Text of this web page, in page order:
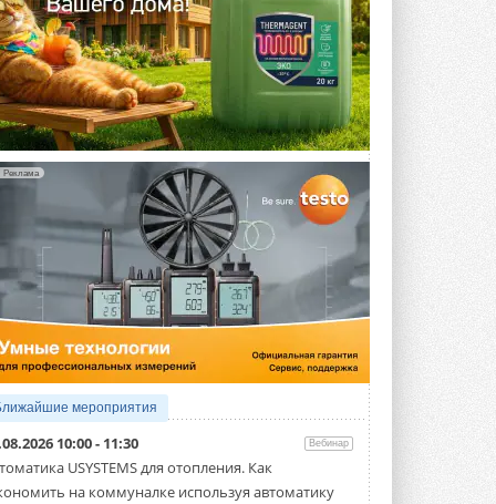
Китайская Shenling представила
линейку тепловых насосов
«воздух-вода» на R290
Серия ThermaX R290 All-In-One
включает три модели ...
4 АВГУСТА 2026
Тепловые насосы в связке с
солнечной генерацией и
накопителем снижают
потребление на 60%
Исследователи из Италии установили ...
4 АВГУСТА 2026
«РУСКЛИМАТ Fest 2026» в Уфе
собрал свыше 700 профи
климатической отрасли
Организатором выступил торгово-
производственный холдинг ...
3 АВГУСТА 2026
«Датарк» испытал модульный
ЦОД с плотностью 54 кВт на
стойку
Испытания прошли на собственной
производственной площадке и были ...
3 АВГУСТА 2026
Реклама
мероприятия
10:00 - 11:30 Вебинар
USYSTEMS для отопления. Как
на коммуналке используя автоматику